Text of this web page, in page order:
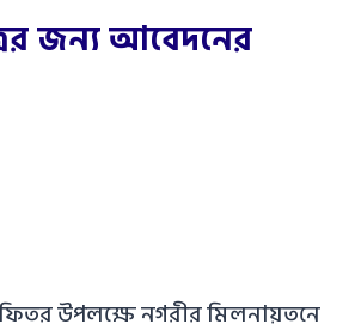
জন্য আবেদনের
উপলক্ষে নগরীর মিলনায়তনে